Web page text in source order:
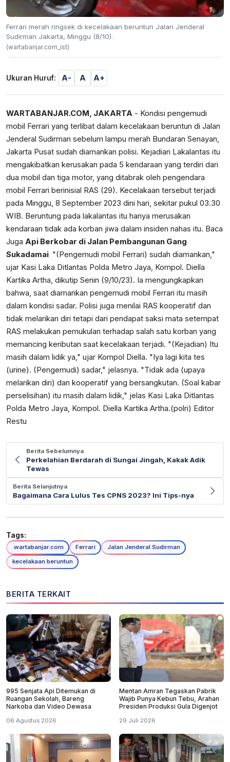
Ferrari merah ringsek di kecelakaan beruntun Jalan Jenderal
Sudirman Jakarta, Minggu (8/10).
(wartabanjar.com_ist)
Ukuran Huruf: A- A A+
WARTABANJAR.COM, JAKARTA - Kondisi pengemudi
mobil Ferrari yang terlibat dalam kecelakaan beruntun di Jalan
Jenderal Sudirman sebelum lampu merah Bundaran Senayan,
Jakarta Pusat sudah diamankan polisi. Kejadian Lakalantas itu
mengakibatkan kerusakan pada 5 kendaraan yang terdiri dari
dua mobil dan tiga motor, yang ditabrak oleh pengendara
mobil Ferrari berinisial RAS (29). Kecelakaan tersebut terjadi
pada Minggu, 8 September 2023 dini hari, sekitar pukul 03.30
WIB. Beruntung pada lakalantas itu hanya merusakan
kendaraan tidak ada korban jiwa dalam insiden nahas itu. Baca
Juga Api Berkobar di Jalan Pembangunan Gang
Sukadamai "(Pengemudi mobil Ferrari) sudah diamankan,"
ujar Kasi Laka Ditlantas Polda Metro Jaya, Kompol. Diella
Kartika Artha, dikutip Senin (9/10/23). Ia mengungkapkan
bahwa, saat diamankan pengemudi mobil Ferrari itu masih
dalam kondisi sadar. Polisi juga menilai RAS kooperatif dan
tidak melarikan diri tetapi dari pendapat saksi mata setempat
RAS melakukan pemukulan terhadap salah satu korban yang
memancing keributan saat kecelakaan terjadi. "(Kejadian) Itu
masih dalam lidik ya," ujar Kompol Diella. "Iya lagi kita tes
(urine). (Pengemudi) sadar," jelasnya. "Tidak ada (upaya
melarikan diri) dan kooperatif yang bersangkutan. (Soal kabar
perselisihan) itu masih dalam lidik," jelas Kasi Laka Ditlantas
Polda Metro Jaya, Kompol. Diella Kartika Artha.(polri) Editor
Restu
Berita Sebelumnya
Perkelahian Berdarah di Sungai Jingah, Kakak Adik
Tewas
Berita Selanjutnya
Bagaimana Cara Lulus Tes CPNS 2023? Ini Tips-nya
Tags:
.wartabanjar.com Ferrari
Jalan Jenderal Sudirman
kecelakaan beruntun
BERITA TERKAIT
995 Senjata Api Ditemukan di
Ruangan Sekolah, Bareng
Narkoba dan Video Dewasa
06 Agustus 2026
Mentan Amran Tegaskan Pabrik
Wajib Punya Kebun Tebu, Arahan
Presiden Produksi Gula Digenjot
29 Juli 2026